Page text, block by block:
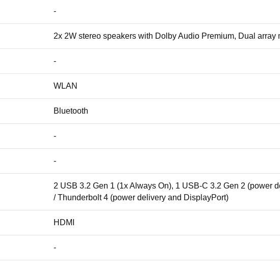
-
2x 2W stereo speakers with Dolby Audio Premium, Dual array
-
WLAN
Bluetooth
-
-
2 USB 3.2 Gen 1 (1x Always On), 1 USB-C 3.2 Gen 2 (power
/ Thunderbolt 4 (power delivery and DisplayPort)
HDMI
-